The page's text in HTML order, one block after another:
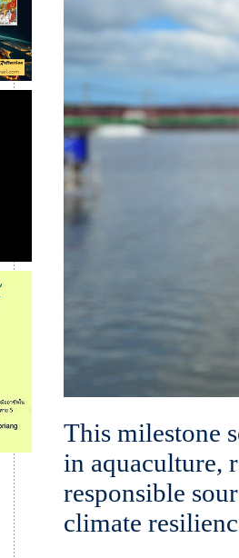
This milestone
in aquaculture,
responsible
climate